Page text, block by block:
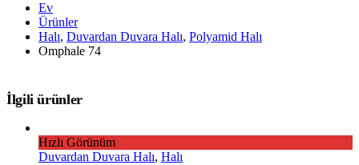
Ev
Ürünler
Halı, Duvardan Duvara Halı, Polyamid Halı
Omphale 74
İlgili ürünler
Hızlı Görünüm
Duvardan Duvara Halı, Halı